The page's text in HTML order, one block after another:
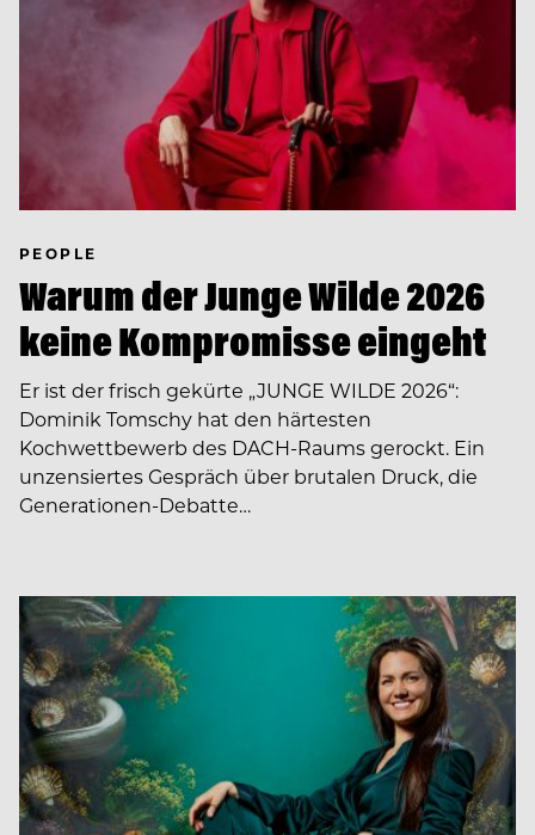
PEOPLE
Warum der Junge Wilde 2026
keine Kompromisse eingeht
Er ist der frisch gekürte „JUNGE WILDE 2026“:
Dominik Tomschy hat den härtesten
Kochwettbewerb des DACH-Raums gerockt. Ein
unzensiertes Gespräch über brutalen Druck, die
Generationen-Debatte…